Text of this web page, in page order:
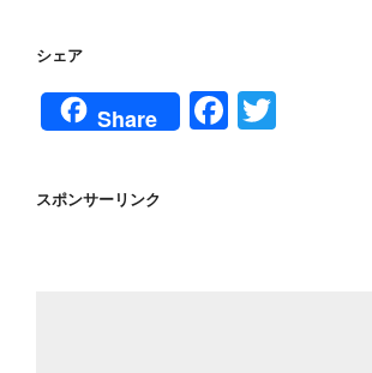
シェア
Share
F
スポンサーリンク